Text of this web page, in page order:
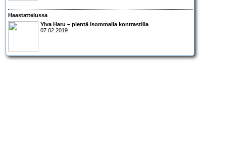
Haastattelussa
Ylva Haru – pientä isommalla kontrastilla
07.02.2019